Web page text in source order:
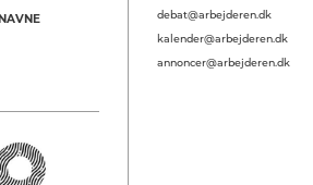
NAVNE debat@arbejderen.dk
kalender@arbejderen.dk
annoncer@arbejderen.dk